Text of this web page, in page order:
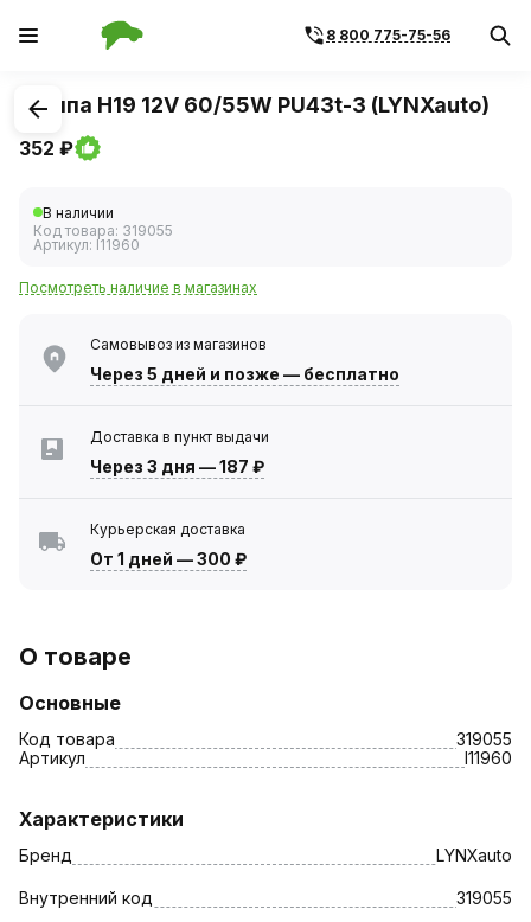
8 800 775-75-56
1/1
Лампа H19 12V 60/55W PU43t-3 (LYNXauto)
352 ₽
В наличии
Код товара: 319055
Артикул: l11960
Посмотреть наличие в магазинах
Самовывоз из магазинов
Через 5 дней и позже — бесплатно
Доставка в пункт выдачи
Через 3 дня —187 ₽
Курьерская доставка
От 1 дней —300 ₽
О товаре
Основные
Код товара
319055
Артикул
l11960
Характеристики
Бренд LYNXauto
Внутренний код 319055